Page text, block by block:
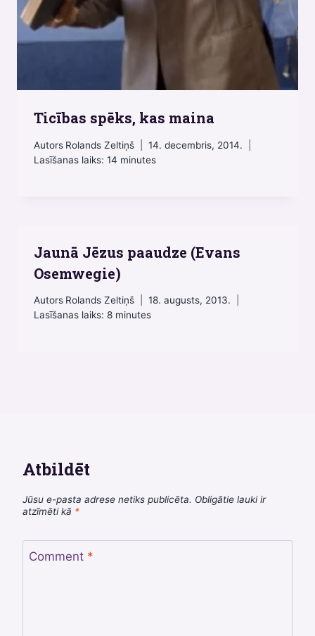
Ticības spēks, kas maina
Autors Rolands Zeltiņš
14. decembris, 2014.
Lasīšanas laiks: 14 minutes
Jaunā Jēzus paaudze (Evans
Osemwegie)
Autors Rolands Zeltiņš
18. augusts, 2013.
Lasīšanas laiks: 8 minutes
Atbildēt
Jūsu e-pasta adrese netiks publicēta. Obligātie lauki ir
atzīmēti kā *
Comment *